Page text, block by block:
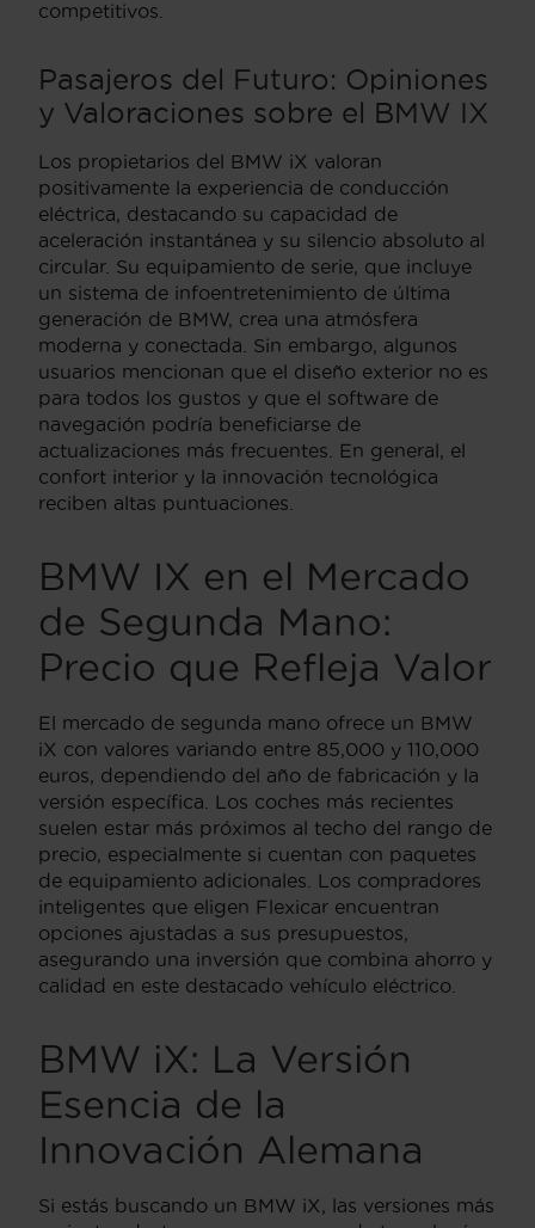
competitivos.
Pasajeros del Futuro: Opiniones
y Valoraciones sobre el BMW IX
Los propietarios del BMW iX valoran
positivamente la experiencia de conducción
eléctrica, destacando su capacidad de
aceleración instantánea y su silencio absoluto al
circular. Su equipamiento de serie, que incluye
un sistema de infoentretenimiento de última
generación de BMW, crea una atmósfera
moderna y conectada. Sin embargo, algunos
usuarios mencionan que el diseño exterior no es
para todos los gustos y que el software de
navegación podría beneficiarse de
actualizaciones más frecuentes. En general, el
confort interior y la innovación tecnológica
reciben altas puntuaciones.
BMW IX en el Mercado
de Segunda Mano:
Precio que Refleja Valor
El mercado de segunda mano ofrece un BMW
iX con valores variando entre 85,000 y 110,000
euros, dependiendo del año de fabricación y la
versión específica. Los coches más recientes
suelen estar más próximos al techo del rango de
precio, especialmente si cuentan con paquetes
de equipamiento adicionales. Los compradores
inteligentes que eligen Flexicar encuentran
opciones ajustadas a sus presupuestos,
asegurando una inversión que combina ahorro y
calidad en este destacado vehículo eléctrico.
BMW iX: La Versión
Esencia de la
Innovación Alemana
Si estás buscando un BMW iX, las versiones más